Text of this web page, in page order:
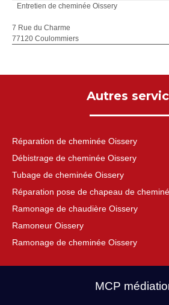
Entretien de cheminée Oissery
7 Rue du Charme
77120 Coulommiers
Autres
Réparation de cheminée Oissery
Débistrage de cheminée Oissery
Tubage de cheminée Oissery
Réparation pose de chapeau de
Ramonage de chaudière Oissery
Ramoneur Oissery
Ramonage de cheminée Oissery
MCP